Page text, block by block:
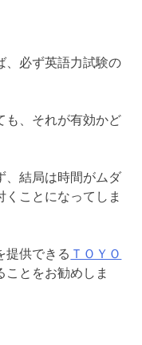
、必ず英語力試験の
も、それが有効かど
、結局は時間がムダ
くことになってしま
提供できる ＴＯＹＯ
ことをお勧めしま